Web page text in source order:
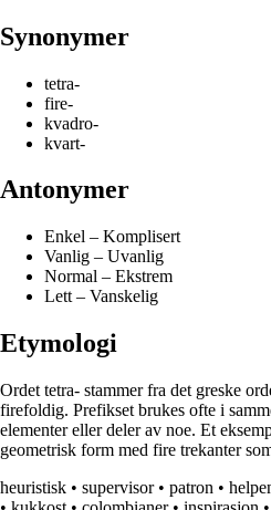
Synonymer
tetra-
fire-
kvadro-
kvart-
Antonymer
Enkel – Komplisert
Vanlig – Uvanlig
Normal – Ekstrem
Lett – Vanskelig
Etymologi
Ordet tetra- stammer fra det greske
firefoldig. Prefikset brukes ofte i
elementer eller deler av noe. Et
geometrisk form med fire trekanter
heuristisk • supervisor• patron •